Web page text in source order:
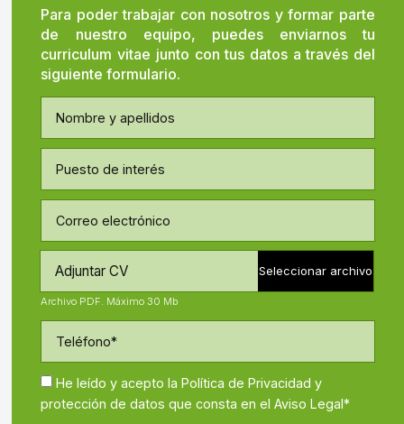
Para poder trabajar con nosotros y formar parte
de nuestro equipo, puedes enviarnos tu
curriculum vitae junto con tus datos a través del
siguiente formulario.
Adjuntar CV
He leído y acepto la Política de Privacidad y
protección de datos que consta en el Aviso Legal*